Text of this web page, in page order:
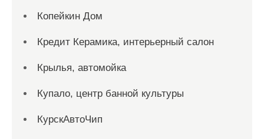
Копейкин Дом
Кредит Керамика, интерьерный салон
Крылья, автомойка
Купало, центр банной культуры
КурскАвтоЧип